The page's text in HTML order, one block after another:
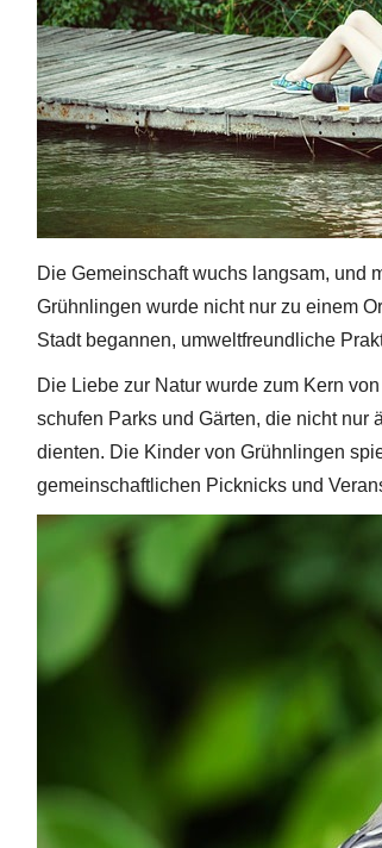
Die Gemeinschaft wuchs langsam, und
Grühnlingen wurde nicht nur zu einem
Stadt begannen, umweltfreundliche
Die Liebe zur Natur wurde zum Kern
schufen Parks und Gärten, die nicht nur
dienten. Die Kinder von Grühnlingen
gemeinschaftlichen Picknicks und